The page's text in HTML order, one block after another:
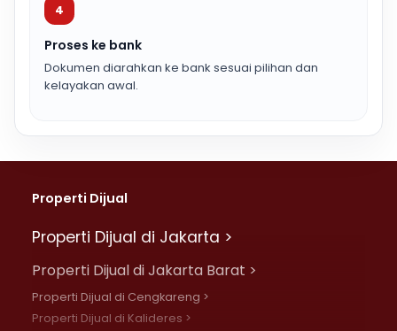
4
Proses ke bank
Dokumen diarahkan ke bank sesuai pilihan dan
kelayakan awal.
Properti Dijual
Properti Dijual di Jakarta >
Properti Dijual di Jakarta Barat >
Properti Dijual di Cengkareng >
Properti Dijual di Kalideres >